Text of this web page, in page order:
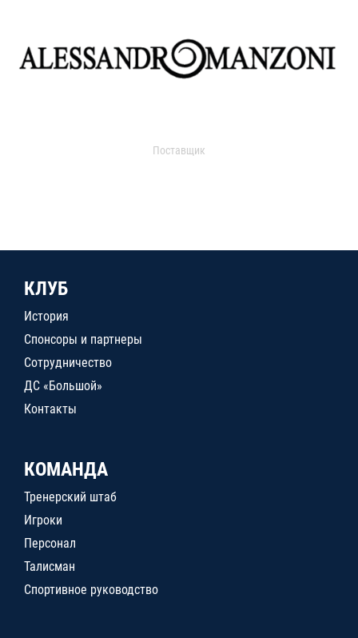
Поставщик
КЛУБ
История
Спонсоры и партнеры
Сотрудничество
ДС «Большой»
Контакты
КОМАНДА
Тренерский штаб
Игроки
Персонал
Талисман
Спортивное руководство